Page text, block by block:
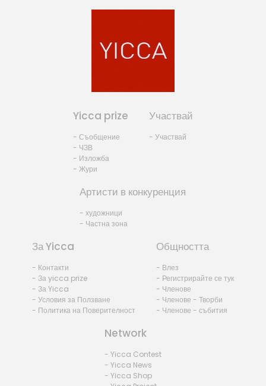
Yicca prize
- Съобщение
- ЧЗВ
- Изложба
- Жури
Участвай
- Участвай
Артисти в конкуренция
- художници
- Частна зона
За Yicca
- Контакти
- За yicca prize
- За Yicca
- Условия за Ползване
- Политика на Поверителност
Общността
- Влез
- Регистрирайте се тук
- Членове
- Членове - Творби
- Членове - събития
Network
- Yicca Contest
- Yicca News
- Yicca Shop